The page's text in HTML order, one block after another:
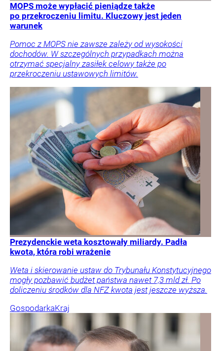
MOPS może wypłacić pieniądze także
po przekroczeniu limitu. Kluczowy jest jeden
warunek
Pomoc z MOPS nie zawsze zależy od wysokości
dochodów. W szczególnych przypadkach można
otrzymać specjalny zasiłek celowy także po
przekroczeniu ustawowych limitów.
Prezydenckie weta kosztowały miliardy. Padła
kwota, która robi wrażenie
Weta i skierowanie ustaw do Trybunału Konstytucyjnego
mogły pozbawić budżet państwa nawet 7,3 mld zł. Po
doliczeniu środków dla NFZ kwota jest jeszcze wyższa.
GospodarkaKraj